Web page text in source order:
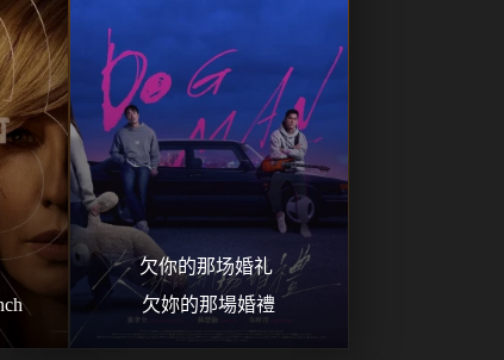
欠你的那场婚礼
欠妳的那場婚禮